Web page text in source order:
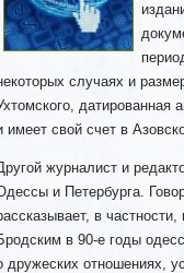
случаях и
датированная
имеет свой счет в
журналист и
и Петербурга.
в
в 90-е годы
дружеских отношениях,